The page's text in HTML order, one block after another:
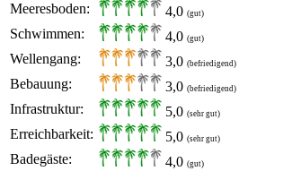
Meeresboden: 4,0 (gut)
Schwimmen: 4,0 (gut)
Wellengang: 3,0 (befriedigend)
Bebauung: 3,0 (befriedigend)
Infrastruktur: 5,0 (sehr gut)
Erreichbarkeit: 5,0 (sehr gut)
Badegäste: 4,0 (gut)